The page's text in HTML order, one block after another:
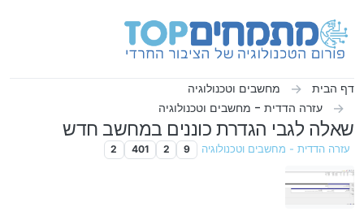
דף הבית
מחשבים וטכנולוגיה
עזרה הדדית - מחשבים וטכנולוגיה
שאלה לגבי הגדרת כוננים במחשב חדש
עזרה הדדית - מחשבים וטכנולוגיה 9
2
401
2